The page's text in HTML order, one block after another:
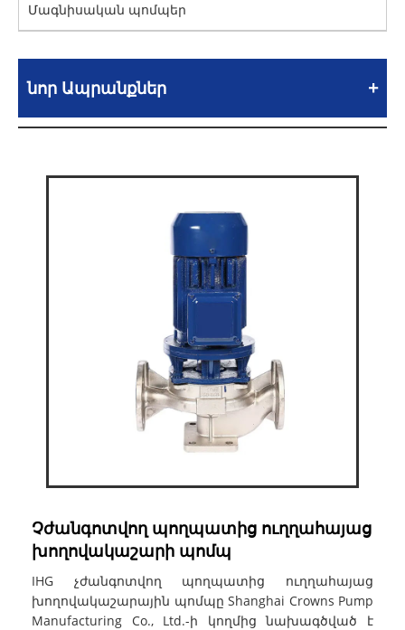
Մագնիսական պոմպեր
նոր Ապրանքներ
Չժանգոտվող պողպատից ուղղահայաց
խողովակաշարի պոմպ
IHG չժանգոտվող պողպատից ուղղահայաց
խողովակաշարային պոմպը Shanghai Crowns Pump
Manufacturing Co., Ltd.-ի կողմից նախագծված է